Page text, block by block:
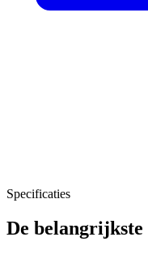
Specificaties
De